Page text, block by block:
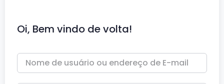
Oi, Bem vindo de volta!